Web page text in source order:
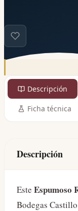
Descripción
Ficha técnica
Descripción
Este Espumoso
Bodegas